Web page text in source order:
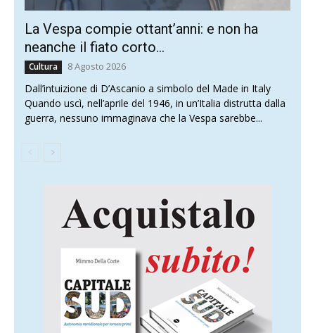
La Vespa compie ottant’anni: e non ha
neanche il fiato corto…
Cultura 8 Agosto 2026
Dall’intuizione di D’Ascanio a simbolo del Made in Italy
Quando uscì, nell’aprile del 1946, in un’Italia distrutta dalla
guerra, nessuno immaginava che la Vespa sarebbe...